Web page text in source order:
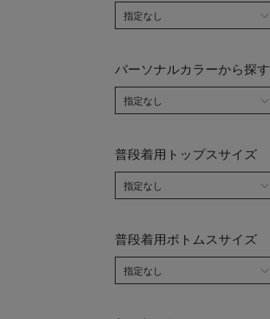
パーソナルカラーから探す
普段着用トップスサイズ
普段着用ボトムスサイズ